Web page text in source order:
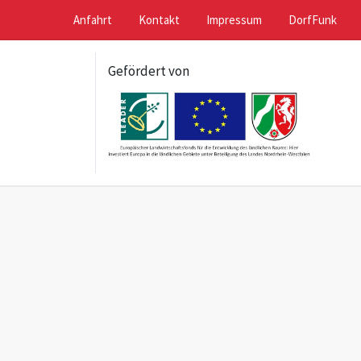
Anfahrt Kontakt Impressum DorfFunk
Gefördert von